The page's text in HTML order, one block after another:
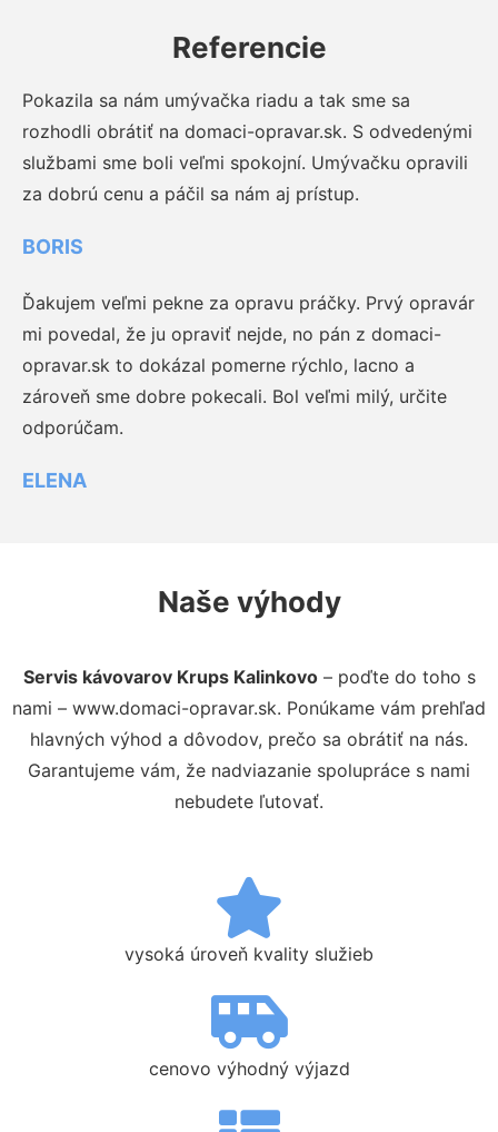
Referencie
Pokazila sa nám umývačka riadu a tak sme sa
rozhodli obrátiť na domaci-opravar.sk. S odvedenými
službami sme boli veľmi spokojní. Umývačku opravili
za dobrú cenu a páčil sa nám aj prístup.
BORIS
Ďakujem veľmi pekne za opravu práčky. Prvý opravár
mi povedal, že ju opraviť nejde, no pán z domaci-
opravar.sk to dokázal pomerne rýchlo, lacno a
zároveň sme dobre pokecali. Bol veľmi milý, určite
odporúčam.
ELENA
Naše výhody
Servis kávovarov Krups Kalinkovo– poďte do toho s
nami – www.domaci-opravar.sk. Ponúkame vám prehľad
hlavných výhod a dôvodov, prečo sa obrátiť na nás.
Garantujeme vám, že nadviazanie spolupráce s nami
nebudete ľutovať.
vysoká úroveň kvality služieb
cenovo výhodný výjazd